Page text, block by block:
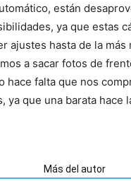
están
ya que estas
ajustes hasta de la más
a sacar fotos de
hace falta que nos
ya que una barata hace
Más del autor